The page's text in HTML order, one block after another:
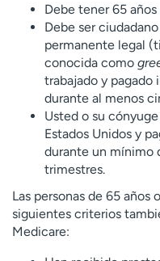
Debe tener 65 años
Debe ser
permanente legal
conocida como
trabajado y pagado
durante al menos
Usted o su
Estados Unidos y
durante un mínimo
trimestres.
Las personas de 65
siguientes criterios
Medicare: